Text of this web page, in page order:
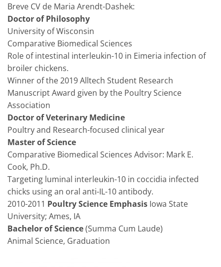
Breve CV de Maria Arendt-Dashek:
Doctor of Philosophy
University of Wisconsin
Comparative Biomedical Sciences
Role of intestinal interleukin-10 in Eimeria infection of
broiler chickens.
Winner of the 2019 Alltech Student Research
Manuscript Award given by the Poultry Science
Association
Doctor of Veterinary Medicine
Poultry and Research-focused clinical year
Master of Science
Comparative Biomedical Sciences Advisor: Mark E.
Cook, Ph.D.
Targeting luminal interleukin-10 in coccidia infected
chicks using an oral anti-IL-10 antibody.
2010-2011 Poultry Science Emphasis Iowa State
University; Ames, IA
Bachelor of Science(Summa Cum Laude)
Animal Science, Graduation